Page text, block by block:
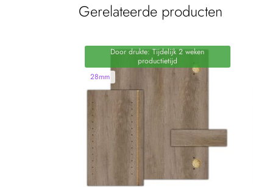
Gerelateerde producten
Door drukte: Tijdelijk 2 weken
productietijd
28mm